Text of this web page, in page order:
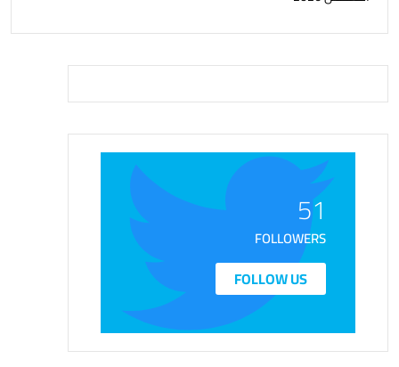
51
FOLLOWERS
FOLLOW US